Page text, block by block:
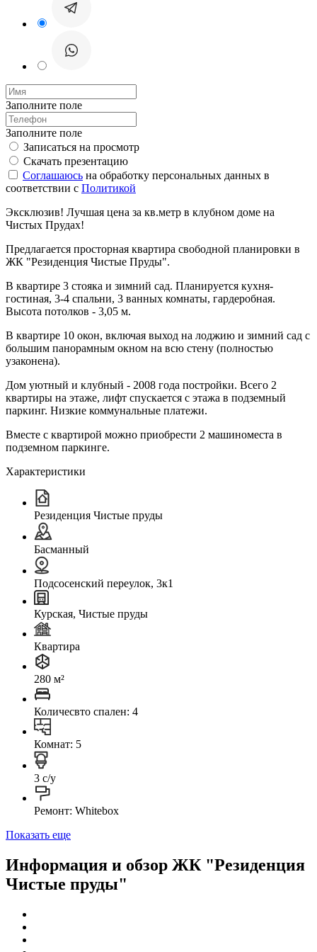
Заполните поле
Заполните поле
Записаться на просмотр
Скачать презентацию
Соглашаюсь на обработку персональных данных в
соответствии с Политикой
Эксклюзив! Лучшая цена за кв.метр в клубном доме на
Чистых Прудах!
Предлагается просторная квартира свободной планировки в
ЖК "Резиденция Чистые Пруды".
В квартире 3 стояка и зимний сад. Планируется кухня-
гостиная, 3-4 спальни, 3 ванных комнаты, гардеробная.
Высота потолков - 3,05 м.
В квартире 10 окон, включая выход на лоджию и зимний сад с
большим панорамным окном на всю стену (полностью
узаконена).
Дом уютный и клубный - 2008 года постройки. Всего 2
квартиры на этаже, лифт спускается с этажа в подземный
паркинг. Низкие коммунальные платежи.
Вместе с квартирой можно приобрести 2 машиноместа в
подземном паркинге.
Характеристики
Резиденция Чистые пруды
Басманный
Подсосенский переулок, 3к1
Курская, Чистые пруды
Квартира
280 м²
Количесвто спален: 4
Комнат: 5
3 с/у
Ремонт: Whitebox
Показать еще
Информация и обзор ЖК "Резиденция
Чистые пруды"